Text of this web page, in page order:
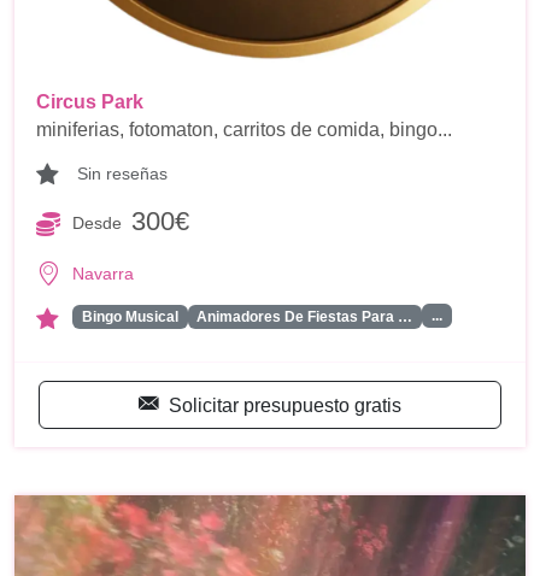
Circus Park
miniferias, fotomaton, carritos de comida, bingo...
Sin reseñas
Desde 300€
Navarra
Bingo Musical Animadores De Fiestas Para … ...
Solicitar presupuesto gratis